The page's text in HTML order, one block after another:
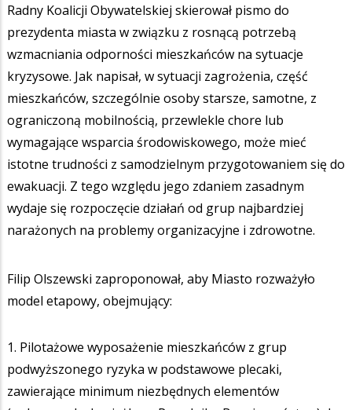
Radny Koalicji Obywatelskiej skierował pismo do
prezydenta miasta w związku z rosnącą potrzebą
wzmacniania odporności mieszkańców na sytuacje
kryzysowe. Jak napisał, w sytuacji zagrożenia, część
mieszkańców, szczególnie osoby starsze, samotne, z
ograniczoną mobilnością, przewlekle chore lub
wymagające wsparcia środowiskowego, może mieć
istotne trudności z samodzielnym przygotowaniem się do
ewakuacji. Z tego względu jego zdaniem zasadnym
wydaje się rozpoczęcie działań od grup najbardziej
narażonych na problemy organizacyjne i zdrowotne.
Filip Olszewski zaproponował, aby Miasto rozważyło
model etapowy, obejmujący:
1. Pilotażowe wyposażenie mieszkańców z grup
podwyższonego ryzyka w podstawowe plecaki,
zawierające minimum niezbędnych elementów